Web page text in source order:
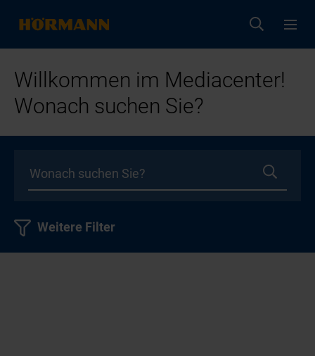
Willkommen im Mediacenter!
Wonach suchen Sie?
Weitere Filter